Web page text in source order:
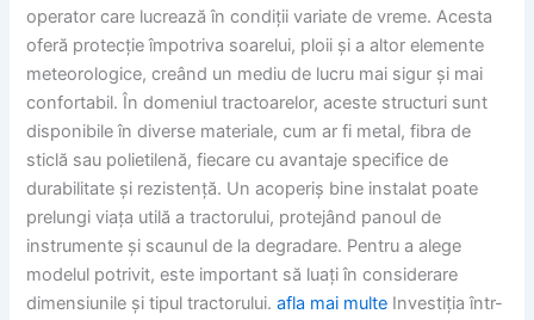
operator care lucrează în condiții variate de vreme. Acesta
oferă protecție împotriva soarelui, ploii și a altor elemente
meteorologice, creând un mediu de lucru mai sigur și mai
confortabil. În domeniul tractoarelor, aceste structuri sunt
disponibile în diverse materiale, cum ar fi metal, fibra de
sticlă sau polietilenă, fiecare cu avantaje specifice de
durabilitate și rezistență. Un acoperiș bine instalat poate
prelungi viața utilă a tractorului, protejând panoul de
instrumente și scaunul de la degradare. Pentru a alege
modelul potrivit, este important să luați în considerare
dimensiunile și tipul tractorului.afla mai multe Investiția într-